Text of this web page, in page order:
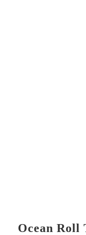
Ocean Roll